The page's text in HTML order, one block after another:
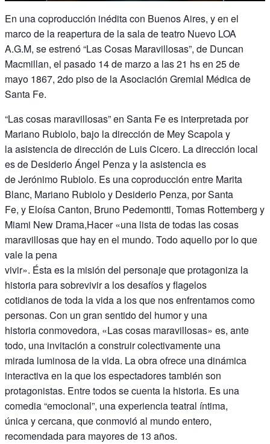
En una coproducción inédita con Buenos Aires, y en el
marco de la reapertura de la sala de teatro Nuevo LOA
A.G.M, se estrenó “Las Cosas Maravillosas”, de Duncan
Macmillan, el pasado 14 de marzo a las 21 hs en 25 de
mayo 1867, 2do piso de la Asociación Gremial Médica de
Santa Fe.
“Las cosas maravillosas” en Santa Fe es interpretada por
Mariano Rubiolo, bajo la dirección de Mey Scapola y
la asistencia de dirección de Luis Cicero. La dirección local
es de Desiderio Ángel Penza y la asistencia es
de Jerónimo Rubiolo. Es una coproducción entre Marita
Blanc, Mariano Rubiolo y Desiderio Penza, por Santa
Fe, y Eloísa Canton, Bruno Pedemontti, Tomas Rottemberg y
Miami New Drama,Hacer «una lista de todas las cosas
maravillosas que hay en el mundo. Todo aquello por lo que
vale la pena
vivir». Ésta es la misión del personaje que protagoniza la
historia para sobrevivir a los desafíos y flagelos
cotidianos de toda la vida a los que nos enfrentamos como
personas. Con un gran sentido del humor y una
historia conmovedora, «Las cosas maravillosas» es, ante
todo, una invitación a construir colectivamente una
mirada luminosa de la vida. La obra ofrece una dinámica
interactiva en la que los espectadores también son
protagonistas. Entre todos se cuenta la historia. Es una
comedia “emocional”, una experiencia teatral íntima,
única y cercana, que conmovió al mundo entero,
recomendada para mayores de 13 años.